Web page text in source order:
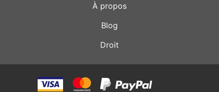
À propos
Blog
Droit